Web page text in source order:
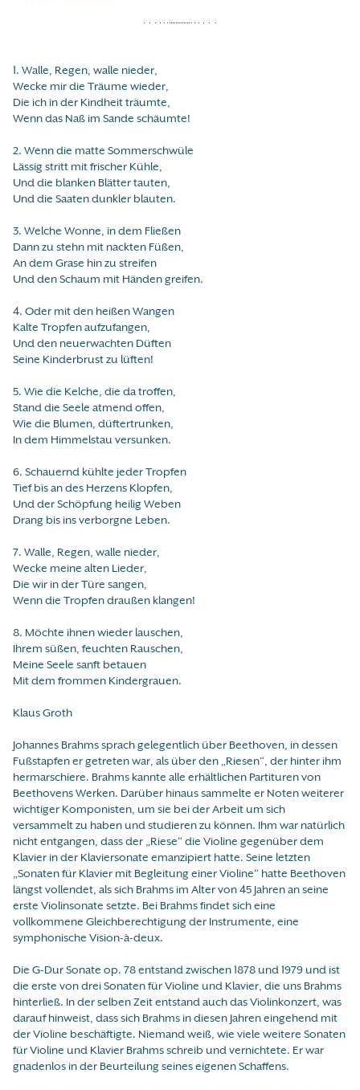
1. Walle, Regen, walle nieder,
Wecke mir die Träume wieder,
Die ich in der Kindheit träumte,
Wenn das Naß im Sande schäumte!
2. Wenn die matte Sommerschwüle
Lässig stritt mit frischer Kühle,
Und die blanken Blätter tauten,
Und die Saaten dunkler blauten.
3. Welche Wonne, in dem Fließen
Dann zu stehn mit nackten Füßen,
An dem Grase hin zu streifen
Und den Schaum mit Händen greifen.
4. Oder mit den heißen Wangen
Kalte Tropfen aufzufangen,
Und den neuerwachten Düften
Seine Kinderbrust zu lüften!
5. Wie die Kelche, die da troffen,
Stand die Seele atmend offen,
Wie die Blumen, düftertrunken,
In dem Himmelstau versunken.
6. Schauernd kühlte jeder Tropfen
Tief bis an des Herzens Klopfen,
Und der Schöpfung heilig Weben
Drang bis ins verborgne Leben.
7. Walle, Regen, walle nieder,
Wecke meine alten Lieder,
Die wir in der Türe sangen,
Wenn die Tropfen draußen klangen!
8. Möchte ihnen wieder lauschen,
Ihrem süßen, feuchten Rauschen,
Meine Seele sanft betauen
Mit dem frommen Kindergrauen.
Klaus Groth
Johannes Brahms sprach gelegentlich über Beethoven, in dessen
Fußstapfen er getreten war, als über den „Riesen“, der hinter ihm
hermarschiere. Brahms kannte alle erhältlichen Partituren von
Beethovens Werken. Darüber hinaus sammelte er Noten weiterer
wichtiger Komponisten, um sie bei der Arbeit um sich
versammelt zu haben und studieren zu können. Ihm war natürlich
nicht entgangen, dass der „Riese“ die Violine gegenüber dem
Klavier in der Klaviersonate emanzipiert hatte. Seine letzten
„Sonaten für Klavier mit Begleitung einer Violine“ hatte Beethoven
längst vollendet, als sich Brahms im Alter von 45 Jahren an seine
erste Violinsonate setzte. Bei Brahms findet sich eine
vollkommene Gleichberechtigung der Instrumente, eine
symphonische Vision-à-deux.
Die G-Dur Sonate op. 78 entstand zwischen 1878 und 1979 und ist
die erste von drei Sonaten für Violine und Klavier, die uns Brahms
hinterließ. In der selben Zeit entstand auch das Violinkonzert, was
darauf hinweist, dass sich Brahms in diesen Jahren eingehend mit
der Violine beschäftigte. Niemand weiß, wie viele weitere Sonaten
für Violine und Klavier Brahms schreib und vernichtete. Er war
gnadenlos in der Beurteilung seines eigenen Schaffens.